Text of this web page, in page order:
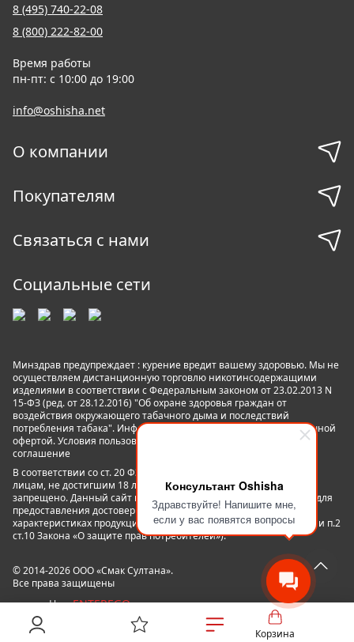
Консультант Oshisha
Здравствуйте! Напишите мне,
если у вас появятся вопросы
Корзина
8 (495) 740-22-08
8 (800) 222-82-00
Время работы
пн-пт: с 10:00 до 19:00
info@oshisha.net
О компании
Покупателям
Связаться с нами
Социальные сети
Минздрав предупреждает : курение вредит вашему здоровью. Мы не
осуществляем дистанционную торговлю никотинсодержащими
изделиями в соответствии с Федеральным законом от 23.02.2013 N
15-ФЗ (ред. от 28.12.2016) "Об охране здоровья граждан от
воздействия окружающего табачного дыма и последствий
потребления табака". Информация на сайте не является публичной
офертой. Условия пользования сайтом
соглашение
В соответствии со ст. 20 ФЗ №15 «Об охране здоровья граждан»
лицам, не достигшим 18 лет пользование данным сайтом
запрещено. Данный сайт не является рекламой, а служит лишь для
предоставления достоверной информации о свойствах,
характеристиках продукции и её наличии в магазинах сети. (п.1 и п.2
ст.10 Закона «О защите прав потребителей»).
© 2014-2026 ООО «Смак Султана».
Все права защищены
powered by ENTEREGO